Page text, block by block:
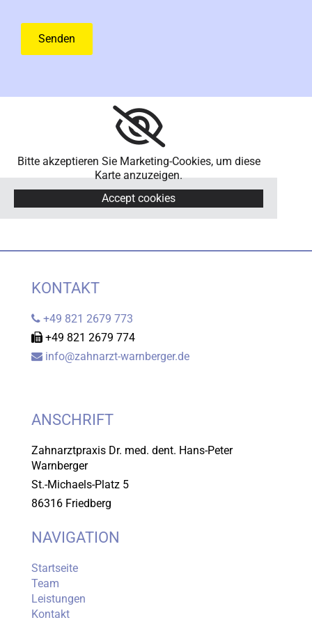
Bitte akzeptieren Sie Marketing-Cookies, um diese
Karte anzuzeigen.
Accept cookies
KONTAKT
 +49 821 2679 773
 +49 821 2679 774
 info@zahnarzt-warnberger.de
ANSCHRIFT
Zahnarztpraxis Dr. med. dent. Hans-Peter
Warnberger
St.-Michaels-Platz 5
86316 Friedberg
NAVIGATION
Startseite
Team
Leistungen
Kontakt